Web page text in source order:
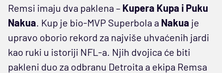
Remsi imaju dva paklena – Kupera Kupa i Puku
Nakua. Kup je bio-MVP Superbola a Nakua je
upravo oborio rekord za najviše uhvaćenih jardi
kao ruki u istoriji NFL-a. Njih dvojica će biti
pakleni duo za odbranu Detroita a ekipa Remsa